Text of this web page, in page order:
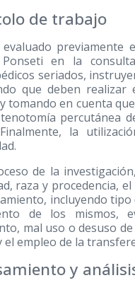
de trabajo
previamente
en la
seriados,
que deben
tomando en cuenta
percutánea
la
de la
raza y procedencia,
incluyendo tipo
de los mismos,
mal uso o desuso
el empleo de la
y